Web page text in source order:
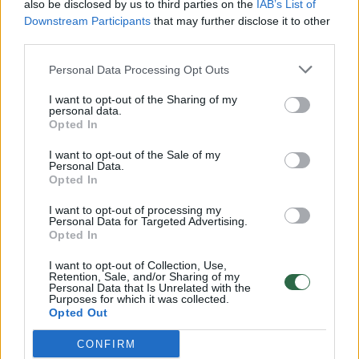
also be disclosed by us to third parties on the IAB’s List of
Downstream Participants that may further disclose it to other
Personal Data Processing Opt Outs
I want to opt-out of the Sharing of my
personal data.
Opted In
I want to opt-out of the Sale of my
Personal Data.
Opted In
I want to opt-out of processing my
Personal Data for Targeted Advertising.
Opted In
I want to opt-out of Collection, Use,
Retention, Sale, and/or Sharing of my
Personal Data that Is Unrelated with the
Purposes for which it was collected.
Opted Out
CONFIRM
Žinios | Lietuvos diena
Savaitės vidurys nusimato karštas: temperatūra kils iki
Žinios | Orai
00:15:54
V. Zalužno pasisakymą laiko bandymu įsitvirtinti
Ukrainos politikoje: jis yra neteisus
Laidos | Nauja diena
Nufilmavo, kaip patvino Vilniaus Vakarinis aplinkkelis:
vaizdas pribloškia
Žinios | Lietuvos diena